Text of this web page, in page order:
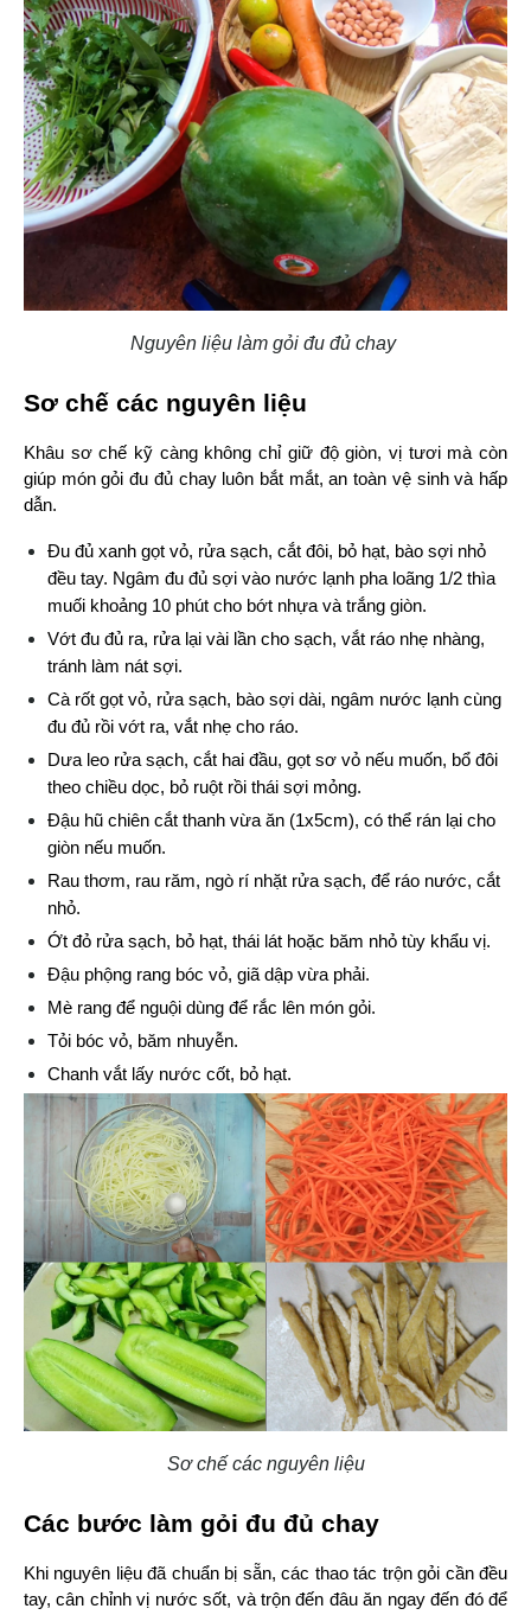
Nguyên liệu làm gỏi đu đủ chay
Sơ chế các nguyên liệu
Khâu sơ chế kỹ càng không chỉ giữ độ giòn, vị tươi mà còn
giúp món gỏi đu đủ chay luôn bắt mắt, an toàn vệ sinh và hấp
dẫn.
Đu đủ xanh gọt vỏ, rửa sạch, cắt đôi, bỏ hạt, bào sợi nhỏ
đều tay. Ngâm đu đủ sợi vào nước lạnh pha loãng 1/2 thìa
muối khoảng 10 phút cho bớt nhựa và trắng giòn.
Vớt đu đủ ra, rửa lại vài lần cho sạch, vắt ráo nhẹ nhàng,
tránh làm nát sợi.
Cà rốt gọt vỏ, rửa sạch, bào sợi dài, ngâm nước lạnh cùng
đu đủ rồi vớt ra, vắt nhẹ cho ráo.
Dưa leo rửa sạch, cắt hai đầu, gọt sơ vỏ nếu muốn, bổ đôi
theo chiều dọc, bỏ ruột rồi thái sợi mỏng.
Đậu hũ chiên cắt thanh vừa ăn (1x5cm), có thể rán lại cho
giòn nếu muốn.
Rau thơm, rau răm, ngò rí nhặt rửa sạch, để ráo nước, cắt
nhỏ.
Ớt đỏ rửa sạch, bỏ hạt, thái lát hoặc băm nhỏ tùy khẩu vị.
Đậu phộng rang bóc vỏ, giã dập vừa phải.
Mè rang để nguội dùng để rắc lên món gỏi.
Tỏi bóc vỏ, băm nhuyễn.
Chanh vắt lấy nước cốt, bỏ hạt.
Sơ chế các nguyên liệu
Các bước làm gỏi đu đủ chay
Khi nguyên liệu đã chuẩn bị sẵn, các thao tác trộn gỏi cần đều
tay, cân chỉnh vị nước sốt, và trộn đến đâu ăn ngay đến đó để